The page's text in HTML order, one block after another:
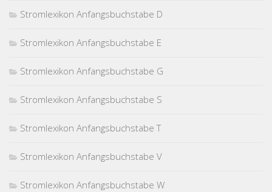
Stromlexikon Anfangsbuchstabe D
Stromlexikon Anfangsbuchstabe E
Stromlexikon Anfangsbuchstabe G
Stromlexikon Anfangsbuchstabe S
Stromlexikon Anfangsbuchstabe T
Stromlexikon Anfangsbuchstabe V
Stromlexikon Anfangsbuchstabe W